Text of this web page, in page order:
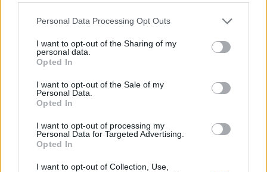
Personal Data Processing Opt Outs
I want to opt-out of the Sharing of my
personal data.
Opted In
I want to opt-out of the Sale of my
Personal Data.
Opted In
I want to opt-out of processing my
Personal Data for Targeted Advertising.
Opted In
I want to opt-out of Collection, Use,
Stadio:Old Trafford (75.731)
Città:Manchester
Presidente:
Manager:Ruben Amorim
ALBO D'ORO
FA Cup:13
League Cup: 6
Champions League:3